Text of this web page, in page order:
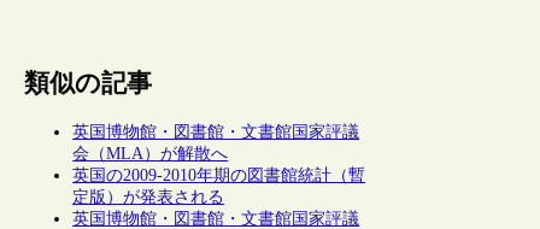
類似の記事
英国博物館・図書館・文書館国家評議
会（MLA）が解散へ
英国の2009-2010年期の図書館統計（暫
定版）が発表される
英国博物館・図書館・文書館国家評議